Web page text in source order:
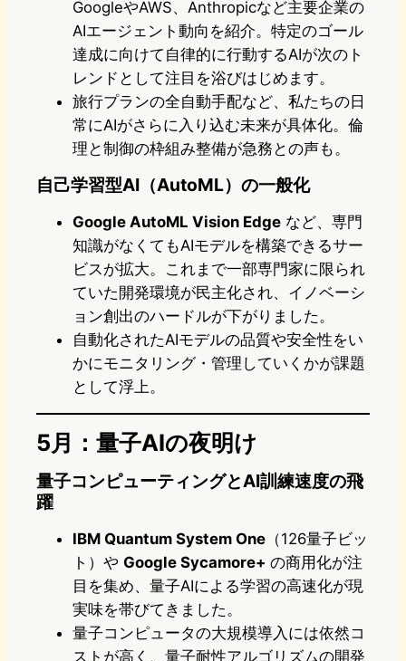
GoogleやAWS、Anthropicなど主要企業の
AIエージェント動向を紹介。特定のゴール
達成に向けて自律的に行動するAIが次のト
レンドとして注目を浴びはじめます。
旅行プランの全自動手配など、私たちの日
常にAIがさらに入り込む未来が具体化。倫
理と制御の枠組み整備が急務との声も。
自己学習型AI（AutoML）の一般化
Google AutoML Vision Edge など、専門
知識がなくてもAIモデルを構築できるサー
ビスが拡大。これまで一部専門家に限られ
ていた開発環境が民主化され、イノベーシ
ョン創出のハードルが下がりました。
自動化されたAIモデルの品質や安全性をい
かにモニタリング・管理していくかが課題
として浮上。
5月：量子AIの夜明け
量子コンピューティングとAI訓練速度の飛
躍
IBM Quantum System One （126量子ビッ
ト）や Google Sycamore+ の商用化が注
目を集め、量子AIによる学習の高速化が現
実味を帯びてきました。
量子コンピュータの大規模導入には依然コ
ストが高く、量子耐性アルゴリズムの開発